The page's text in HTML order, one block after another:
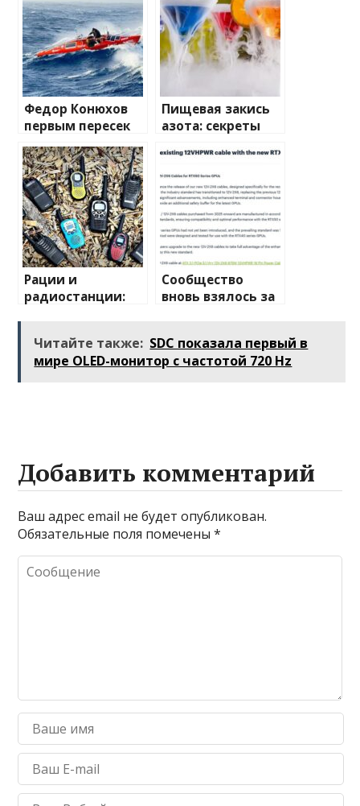
Федор Конюхов
первым пересек
Южную
Атлантику на
весельной лодке
Пищевая закись
азота: секреты
преимущества
Рации и
радиостанции:
миру
беспроводной
Сообщество
вновь взялось за
разъема 12V-2×6
Читайте также: SDC показала первый в
мире OLED-монитор с частотой 720 Hz
Добавить комментарий
Ваш адрес email не будет опубликован.
Обязательные поля помечены*